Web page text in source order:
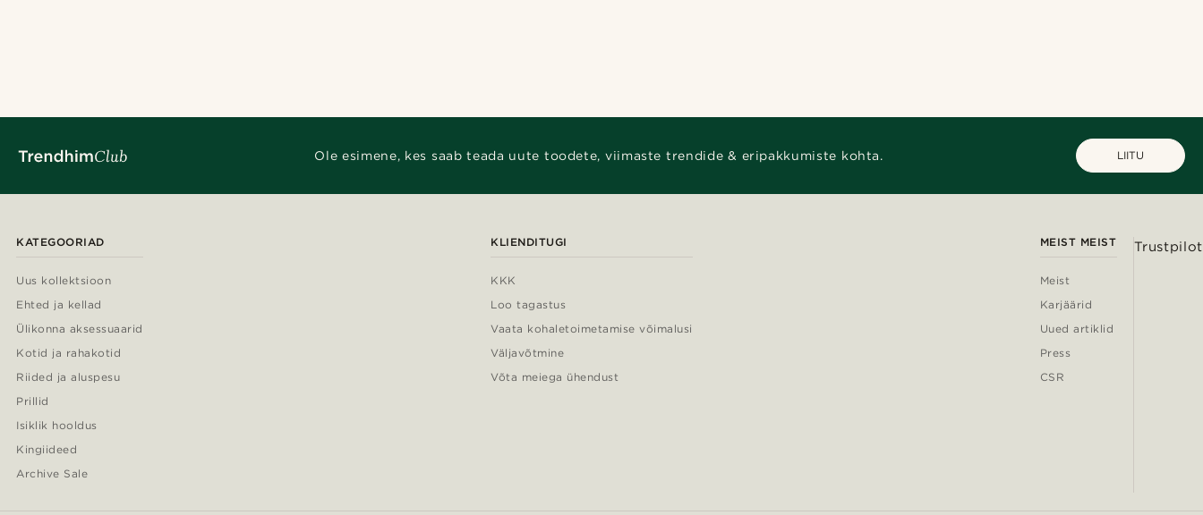
Ole esimene, kes saab teada uute toodete, viimaste trendide & eripakkumiste kohta. LIITU
KATEGOORIAD
Uus kollektsioon
Ehted ja kellad
Ülikonna aksessuaarid
Kotid ja rahakotid
Riided ja aluspesu
Prillid
Isiklik hooldus
Kingiideed
Archive Sale
KLIENDITUGI
KKK
Loo tagastus
Vaata kohaletoimetamise võimalusi
Väljavõtmine
Võta meiega ühendust
MEIST MEIST
Meist
Karjäärid
Uued artiklid
Press
CSR
Trustpilot